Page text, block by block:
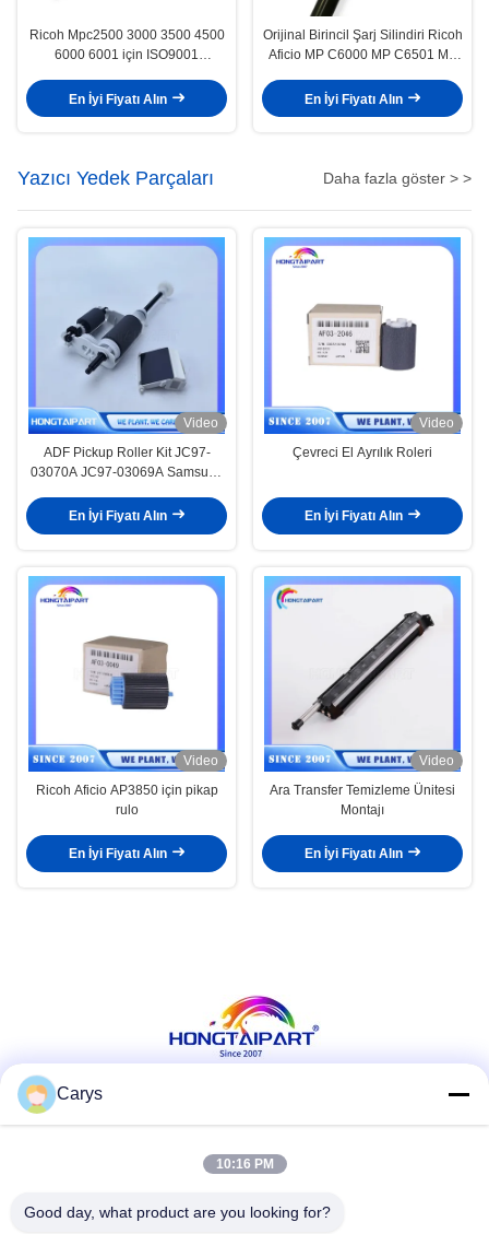
Ricoh Mpc2500 3000 3500 4500
6000 6001 için ISO9001
En İyi Fiyatı Alın
Orijinal Birincil Şarj Silindiri Ricoh
Aficio MP C6000 MP C6501 MP
En İyi Fiyatı Alın
Yazıcı Yedek Parçaları Daha fazla göster > >
Video
ADF Pickup Roller Kit JC97-
03070A JC97-03069A Samsung
SCX5935 SCX5639 SCX5739
SCX4835 CLX6210 CLX6220
Roller Ayrılama Yastığı
En İyi Fiyatı Alın
Video
Çevreci El Ayrılık Roleri
En İyi Fiyatı Alın
Video
Ricoh Aficio AP3850 için pikap
rulo
En İyi Fiyatı Alın
Video
Ara Transfer Temizleme Ünitesi
Montajı
En İyi Fiyatı Alın
Hızlı iletişim
Carys
10:16 PM
Good day, what product are you looking for?